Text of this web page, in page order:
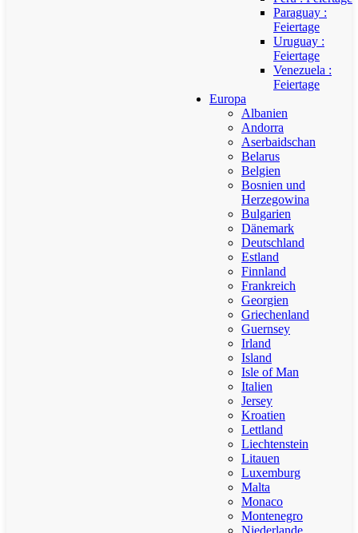
Paraguay :
Feiertage
Uruguay :
Feiertage
Venezuela :
Feiertage
Europa
Albanien
Andorra
Aserbaidschan
Belarus
Belgien
Bosnien und
Herzegowina
Bulgarien
Dänemark
Deutschland
Estland
Finnland
Frankreich
Georgien
Griechenland
Guernsey
Irland
Island
Isle of Man
Italien
Jersey
Kroatien
Lettland
Liechtenstein
Litauen
Luxemburg
Malta
Monaco
Montenegro
Niederlande